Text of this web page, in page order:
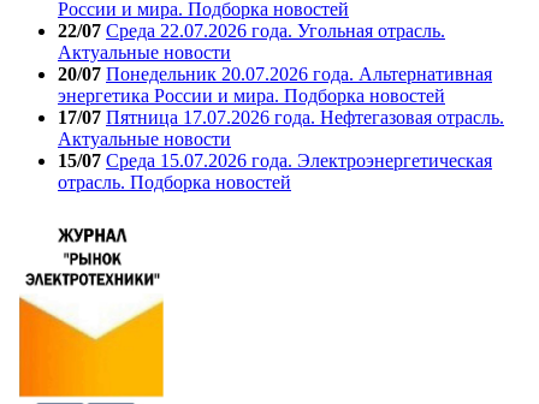
России и мира. Подборка новостей
22/07 Среда 22.07.2026 года. Угольная отрасль.
Актуальные новости
20/07 Понедельник 20.07.2026 года. Альтернативная
энергетика России и мира. Подборка новостей
17/07 Пятница 17.07.2026 года. Нефтегазовая отрасль.
Актуальные новости
15/07 Среда 15.07.2026 года. Электроэнергетическая
отрасль. Подборка новостей